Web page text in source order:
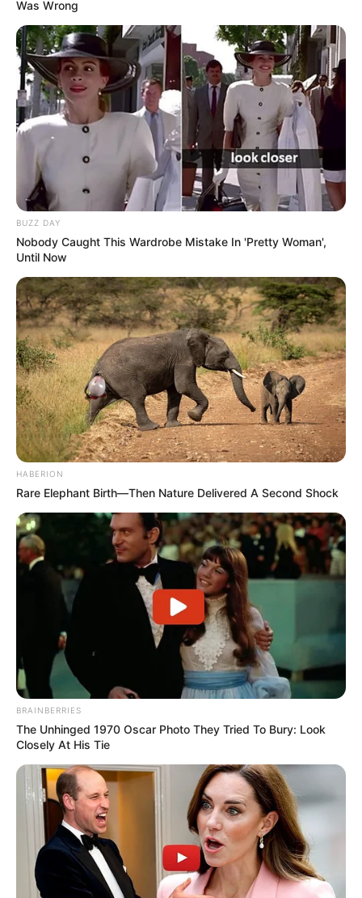
Was Wrong
BUZZ DAY
Nobody Caught This Wardrobe Mistake In 'Pretty Woman',
Until Now
HABERION
Rare Elephant Birth—Then Nature Delivered A Second Shock
BRAINBERRIES
The Unhinged 1970 Oscar Photo They Tried To Bury: Look
Closely At His Tie